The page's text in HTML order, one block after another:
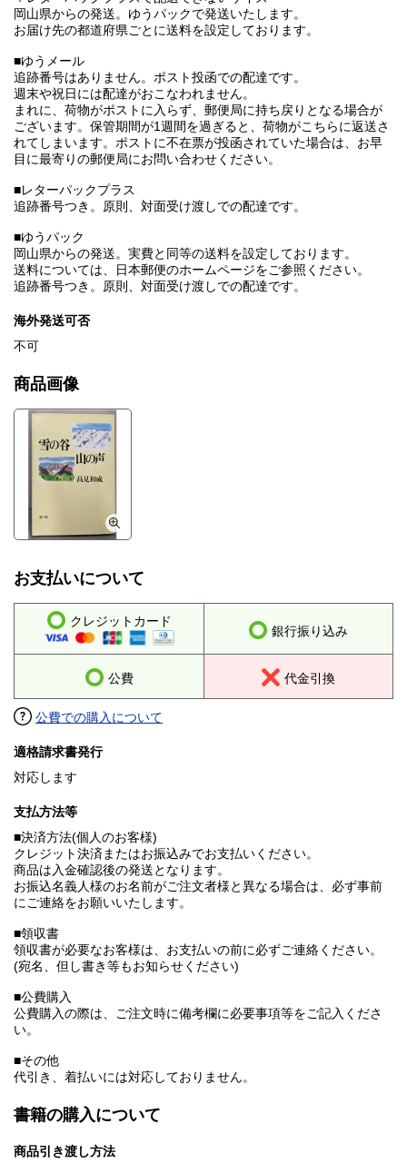
岡山県からの発送。ゆうパックで発送いたします。
お届け先の都道府県ごとに送料を設定しております。
■ゆうメール
追跡番号はありません。ポスト投函での配達です。
週末や祝日には配達がおこなわれません。
まれに、荷物がポストに入らず、郵便局に持ち戻りとなる場合が
ございます。保管期間が1週間を過ぎると、荷物がこちらに返送さ
れてしまいます。ポストに不在票が投函されていた場合は、お早
目に最寄りの郵便局にお問い合わせください。
■レターパックプラス
追跡番号つき。原則、対面受け渡しでの配達です。
■ゆうパック
岡山県からの発送。実費と同等の送料を設定しております。
送料については、日本郵便のホームページをご参照ください。
追跡番号つき。原則、対面受け渡しでの配達です。
海外発送可否
不可
商品画像
お支払いについて
クレジットカード
銀行振り込み
公費 代金引換
公費での購入について
適格請求書発行
対応します
支払方法等
■決済方法(個人のお客様)
クレジット決済またはお振込みでお支払いください。
商品は入金確認後の発送となります。
お振込名義人様のお名前がご注文者様と異なる場合は、必ず事前
にご連絡をお願いいたします。
■領収書
領収書が必要なお客様は、お支払いの前に必ずご連絡ください。
(宛名、但し書き等もお知らせください)
■公費購入
公費購入の際は、ご注文時に備考欄に必要事項等をご記入くださ
い。
■その他
代引き、着払いには対応しておりません。
書籍の購入について
商品引き渡し方法